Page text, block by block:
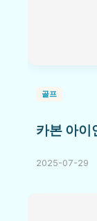
골프
카본 아이
2025-07-29